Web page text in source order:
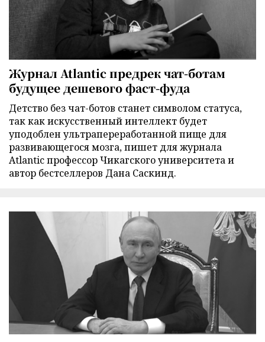
Журнал Atlantic предрек чат-ботам
будущее дешевого фаст-фуда
Детство без чат-ботов станет символом статуса,
так как искусственный интеллект будет
уподоблен ультрапереработанной пище для
развивающегося мозга, пишет для журнала
Atlantic профессор Чикагского университета и
автор бестселлеров Дана Саскинд.